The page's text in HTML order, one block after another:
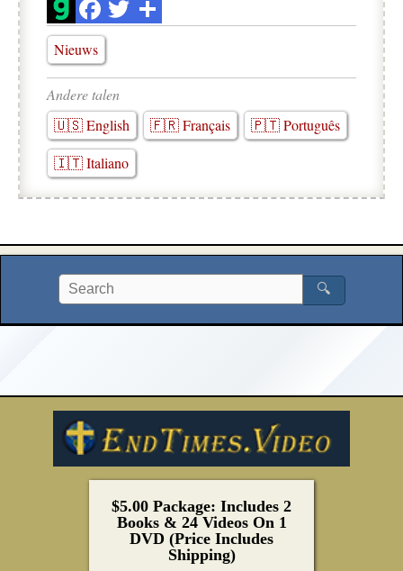
Nieuws
Andere talen
🇺🇸 English
🇫🇷 Français
🇵🇹 Português
🇮🇹 Italiano
🔍
$5.00 Package: Includes 2
Books & 24 Videos On 1
DVD (Price Includes
Shipping)